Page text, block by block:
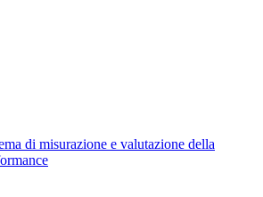
di misurazione e valutazione della